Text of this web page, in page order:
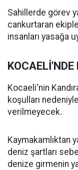
Sahillerde görev
cankurtaran
insanları yasağa
KOCAELİ'NDE
Kocaeli'nin
koşulları
verilmeyecek.
Kaymakamlıktan
deniz şartları
denize girmenin